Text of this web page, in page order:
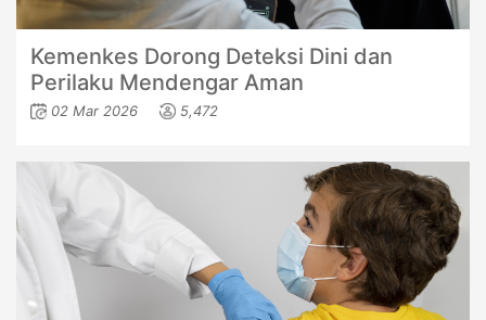
Kemenkes Dorong Deteksi Dini dan
Perilaku Mendengar Aman
02 Mar 2026 5,472